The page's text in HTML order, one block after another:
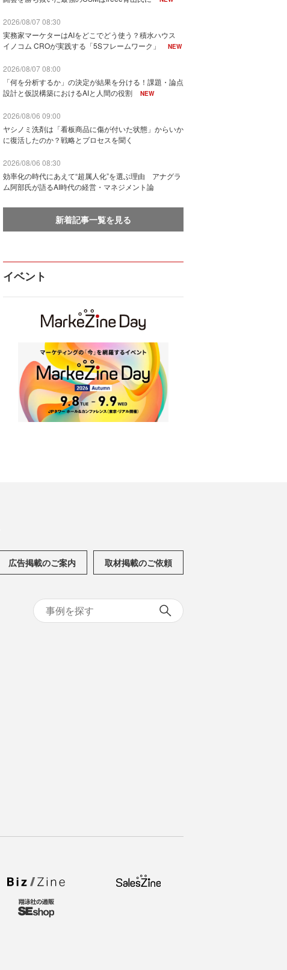
2026/08/07 08:30
実務家マーケターはAIをどこでどう使う？積水ハウス
イノコム CROが実践する「5Sフレームワーク」
NEW
2026/08/07 08:00
「何を分析するか」の決定が結果を分ける！課題・論点
設計と仮説構築におけるAIと人間の役割
NEW
2026/08/06 09:00
ヤシノミ洗剤は「看板商品に傷が付いた状態」からいか
に復活したのか？戦略とプロセスを聞く
2026/08/06 08:30
効率化の時代にあえて“超属人化”を選ぶ理由 アナグラ
ム阿部氏が語るAI時代の経営・マネジメント論
新着記事一覧を見る
イベント
広告掲載のご案内 取材掲載のご依頼